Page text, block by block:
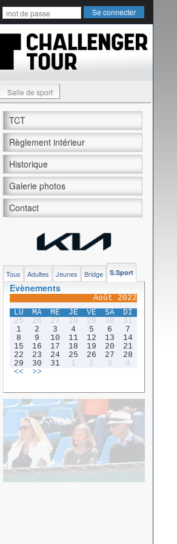
Salle de sport
TCT
Règlement intérieur
Historique
Galerie photos
Contact
Tous Adultes Jeunes Bridge S.Sport
Evènements
Août 2022
LU
MA ME JE VE SA
DI
25
26 27 28 29 30
31
1
2 3 4 5 6
7
8
9 10 11 12 13
14
15
16 17 18 19 20
21
22
23 24 25 26 27
28
29
30 31 1 2 3
4
<<
>>